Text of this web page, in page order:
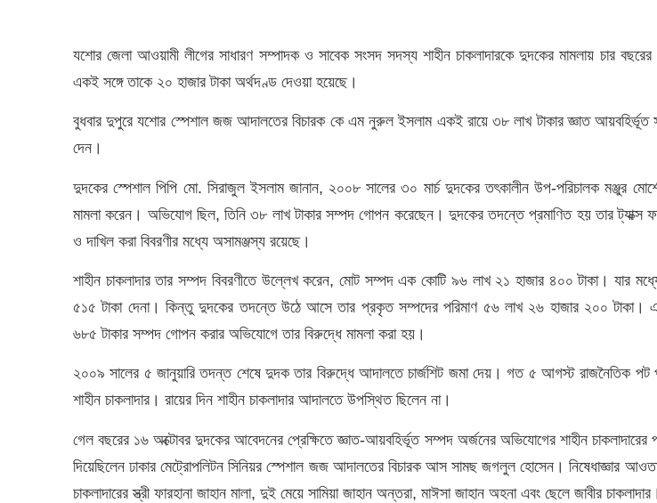
যশোর জেলা আওয়ামী লীগের সাধারণ সম্পাদক ও সাবেক সংসদ সদস্য শাহীন চাকলাদারকে দুদকের মামলায় চার
একই সঙ্গে তাকে ২০ হাজার টাকা অর্থদণ্ড দেওয়া হয়েছে।
বুধবার দুপুরে যশোর স্পেশাল জজ আদালতের বিচারক কে এম নুরুল ইসলাম একই রায়ে ৩৮ লাখ টাকার জ্ঞাত
দেন।
দুদকের স্পেশাল পিপি মো. সিরাজুল ইসলাম জানান, ২০০৮ সালের ৩০ মার্চ দুদকের তৎকালীন উপ-পরিচালক মঞ্জুর
মামলা করেন। অভিযোগ ছিল, তিনি ৩৮ লাখ টাকার সম্পদ গোপন করেছেন। দুদকের তদন্তে প্রমাণিত হয় তার ট্যাক্স
ও দাখিল করা বিবরণীর মধ্যে অসামঞ্জস্য রয়েছে।
শাহীন চাকলাদার তার সম্পদ বিবরণীতে উল্লেখ করেন, মোট সম্পদ এক কোটি ৯৬ লাখ ২১ হাজার ৪০০ টাকা। যার
৫১৫ টাকা দেনা। কিন্তু দুদকের তদন্তে উঠে আসে তার প্রকৃত সম্পদের পরিমাণ ৫৬ লাখ ২৬ হাজার ২০০ টাকা।
৬৮৫ টাকার সম্পদ গোপন করার অভিযোগে তার বিরুদ্ধে মামলা করা হয়।
২০০৯ সালের ৫ জানুয়ারি তদন্ত শেষে দুদক তার বিরুদ্ধে আদালতে চার্জশিট জমা দেয়। গত ৫ আগস্ট রাজনৈতিক পট
শাহীন চাকলাদার। রায়ের দিন শাহীন চাকলাদার আদালতে উপস্থিত ছিলেন না।
গেল বছরের ১৬ অক্টোবর দুদকের আবেদনের প্রেক্ষিতে জ্ঞাত-আয়বহির্ভূত সম্পদ অর্জনের অভিযোগের শাহীন চাকলাদারের
দিয়েছিলেন ঢাকার মেট্রোপলিটন সিনিয়র স্পেশাল জজ আদালতের বিচারক আস সামছ জগলুল হোসেন। নিষেধাজ্ঞার
চাকলাদারের স্ত্রী ফারহানা জাহান মালা, দুই মেয়ে সামিয়া জাহান অন্তরা, মাঈসা জাহান অহনা এবং ছেলে জাবীর চাকলাদার।